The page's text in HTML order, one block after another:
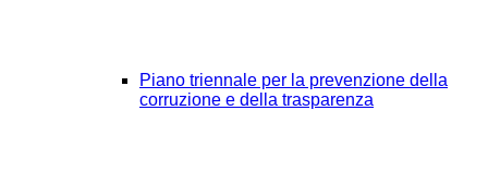
Piano triennale per la prevenzione della
corruzione e della trasparenza